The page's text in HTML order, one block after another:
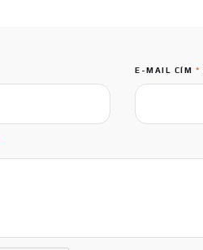
E-MAIL CÍM *